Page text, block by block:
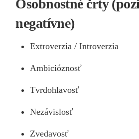
Osobnostné črty
negatívne)
Extroverzia / Introverzia
Ambicióznosť
Tvrdohlavosť
Nezávislosť
Zvedavosť